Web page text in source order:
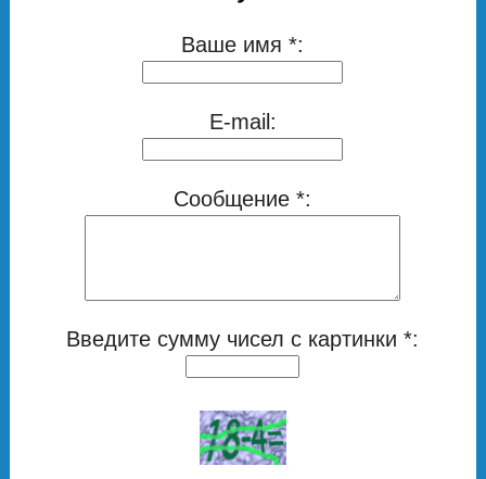
Ваше имя *:
E-mail:
Сообщение *:
Введите сумму чисел с картинки *: